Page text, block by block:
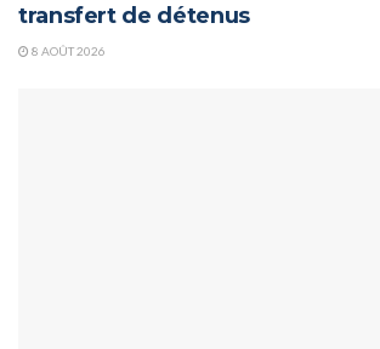
transfert de détenus
8 AOÛT 2026